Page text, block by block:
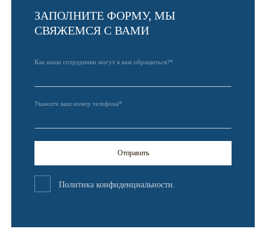
ЗАПОЛНИТЕ ФОРМУ, МЫ
СВЯЖЕМСЯ С ВАМИ
Как наши сотрудники могут к вам обращаться?*
Укажите ваш номер телефона*
Отправить
Политика конфиденциальности.